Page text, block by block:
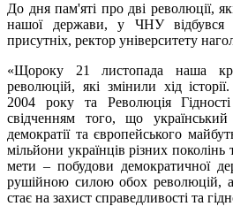
До дня пам'яті про дві революції,
нашої держави, у ЧНУ відбувся
присутніх, ректор університету
«Щороку 21 листопада наша
революцій, які змінили хід
2004 року та Революція
свідченням того, що
демократії та європейського
мільйони українців різних поколінь
мети – побудови демократичної
рушійною силою обох революцій,
стає на захист справедливості та